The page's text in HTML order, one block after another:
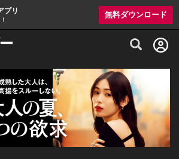
プリ 無料ダウンロード
グルメ情報・プレミアムレストラン予約